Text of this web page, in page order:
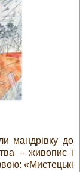
мандрівку до
– живопис і
«Мистецькі